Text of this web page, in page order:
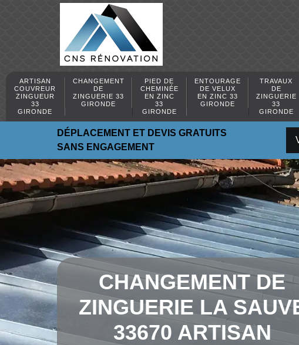
ARTISAN
COUVREUR
ZINGUEUR
33
GIRONDE
CHANGEMENT
DE
ZINGUERIE 33
GIRONDE
PIED DE
CHEMINÉE
EN ZINC
33
GIRONDE
ENTOURAGE
DE VELUX
EN ZINC 33
GIRONDE
TRAVAUX
DE
ZINGUERIE
33
GIRONDE
DÉPLACEMENT ET DEVIS GRATUITS
SANS ENGAGEMENT
CHANGEMENT DE
ZINGUERIE LA
33670 ARTISAN